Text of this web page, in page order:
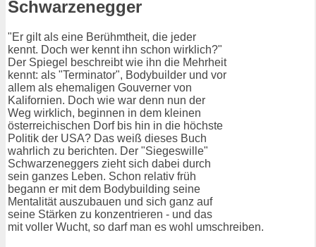
Schwarzenegger
"Er gilt als eine Berühmtheit, die jeder
kennt. Doch wer kennt ihn schon wirklich?"
Der Spiegel beschreibt wie ihn die Mehrheit
kennt: als "Terminator", Bodybuilder und vor
allem als ehemaligen Gouverner von
Kalifornien. Doch wie war denn nun der
Weg wirklich, beginnen in dem kleinen
österreichischen Dorf bis hin in die höchste
Politik der USA? Das weiß dieses Buch
wahrlich zu berichten. Der "Siegeswille"
Schwarzeneggers zieht sich dabei durch
sein ganzes Leben. Schon relativ früh
begann er mit dem Bodybuilding seine
Mentalität auszubauen und sich ganz auf
seine Stärken zu konzentrieren - und das
mit voller Wucht, so darf man es wohl umschreiben.